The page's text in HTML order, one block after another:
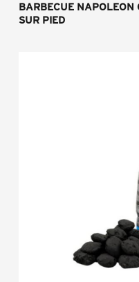
BARBECUE NAPOLEON
SUR PIED